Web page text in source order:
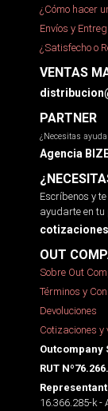
¿Cómo hacer
Envíos y
¿Satisfecho o
VENTAS
PARTNER
¿Necesitas
Agencia
Escríbenos y
ayudarte en tu
OUT
Sobre Out
Términos y
Devoluciones
Cotizaciones
Outcompany
RUT
16.366.285-k -